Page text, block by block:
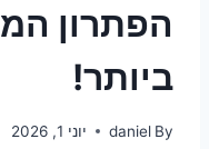
הפתרון
ביותר!
By
daniel יוני 1, 2026